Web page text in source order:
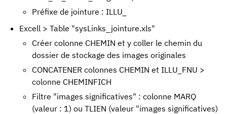
Préfixe de jointure : ILLU_
Excell > Table "sysLinks_jointure.xls"
Créer colonne CHEMIN et y coller le chemin du
dossier de stockage des images originales
CONCATENER colonnes CHEMIN et ILLU_FNU >
colonne CHEMINFICH
Filtre "images significatives" : colonne MARQ
(valeur : 1) ou TLIEN (valeur "images significatives)